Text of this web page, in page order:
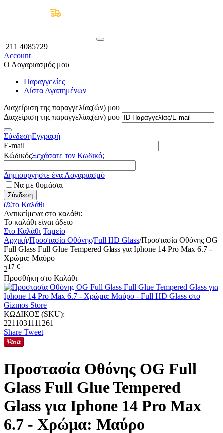
211 4085729
Account
Ο Λογαριασμός μου
Παραγγελίες
Λίστα Αγαπημένων
Διαχείριση της παραγγελίας(ών) μου
Διαχείριση της παραγγελίας(ών) μου
ΣύνδεσηΕγγραφή
E-mail
ΚώδικόςΞεχάσατε τον Κωδικό;
Δημιουργήστε ένα Λογαριασμό
Να με θυμάσαι
Σύνδεση
0Στο Καλάθι
Αντικείμενα στο καλάθι:
Το καλάθι είναι άδειο
Στο Καλάθι Ταμείο
Αρχική/Προστασία Οθόνης/Full HD Glass/Προστασία Οθόνης OG
Full Glass Full Glue Tempered Glass για Iphone 14 Pro Max 6.7 -
Χρώμα: Μαύρο
217 €
Προσθήκη στο Καλάθι
ΚΩΔΙΚΟΣ (SKU):
2211031111261
Share Tweet
Προστασία Οθόνης OG Full
Glass Full Glue Tempered
Glass για Iphone 14 Pro Max
6.7 - Χρώμα: Μαύρο